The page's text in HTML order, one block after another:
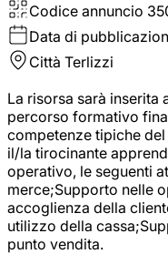
Codice annuncio
Data di
Città Terlizzi
La risorsa sarà
percorso formativo
competenze tipiche
il/la tirocinante
operativo, le seguenti
merce;Supporto nelle
accoglienza della
utilizzo della
punto vendita.